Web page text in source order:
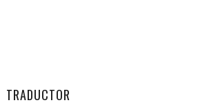
TRADUCTOR